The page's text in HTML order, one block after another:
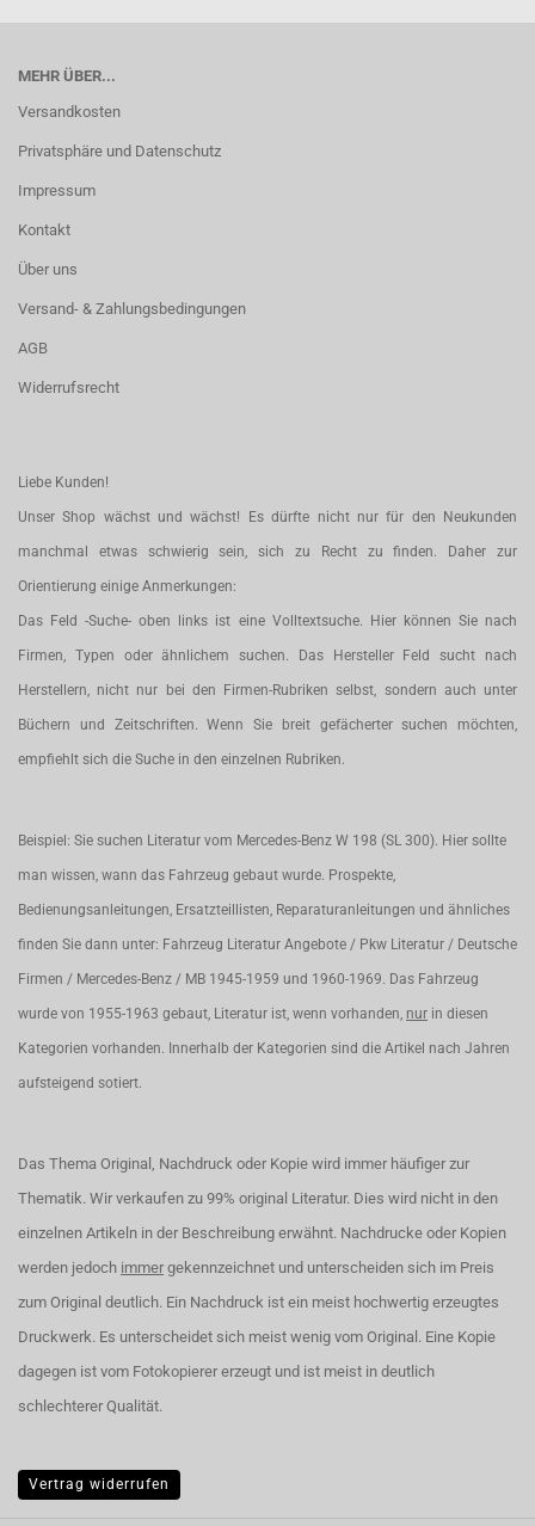
MEHR ÜBER...
Versandkosten
Privatsphäre und Datenschutz
Impressum
Kontakt
Über uns
Versand- & Zahlungsbedingungen
AGB
Widerrufsrecht
Liebe Kunden!
Unser Shop wächst und wächst! Es dürfte nicht nur für den Neukunden
manchmal etwas schwierig sein, sich zu Recht zu finden. Daher zur
Orientierung einige Anmerkungen:
Das Feld -Suche- oben links ist eine Volltextsuche. Hier können Sie nach
Firmen, Typen oder ähnlichem suchen. Das Hersteller Feld sucht nach
Herstellern, nicht nur bei den Firmen-Rubriken selbst, sondern auch unter
Büchern und Zeitschriften. Wenn Sie breit gefächerter suchen möchten,
empfiehlt sich die Suche in den einzelnen Rubriken.
Beispiel: Sie suchen Literatur vom Mercedes-Benz W 198 (SL 300). Hier sollte
man wissen, wann das Fahrzeug gebaut wurde. Prospekte,
Bedienungsanleitungen, Ersatzteillisten, Reparaturanleitungen und ähnliches
finden Sie dann unter: Fahrzeug Literatur Angebote / Pkw Literatur / Deutsche
Firmen / Mercedes-Benz / MB 1945-1959 und 1960-1969. Das Fahrzeug
wurde von 1955-1963 gebaut, Literatur ist, wenn vorhanden, nur in diesen
Kategorien vorhanden. Innerhalb der Kategorien sind die Artikel nach Jahren
aufsteigend sotiert.
Das Thema Original, Nachdruck oder Kopie wird immer häufiger zur
Thematik. Wir verkaufen zu 99% original Literatur. Dies wird nicht in den
einzelnen Artikeln in der Beschreibung erwähnt. Nachdrucke oder Kopien
werden jedoch immer gekennzeichnet und unterscheiden sich im Preis
zum Original deutlich. Ein Nachdruck ist ein meist hochwertig erzeugtes
Druckwerk. Es unterscheidet sich meist wenig vom Original. Eine Kopie
dagegen ist vom Fotokopierer erzeugt und ist meist in deutlich
schlechterer Qualität.
Vertrag widerrufen